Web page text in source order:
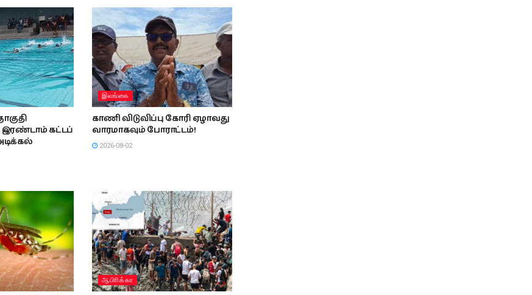
கட்டப்
இலங்கை
காணி விடுவிப்பு கோரி ஏழாவது
வாரமாகவும் போராட்டம்!
2026-08-02
ஆபிாிக்கா